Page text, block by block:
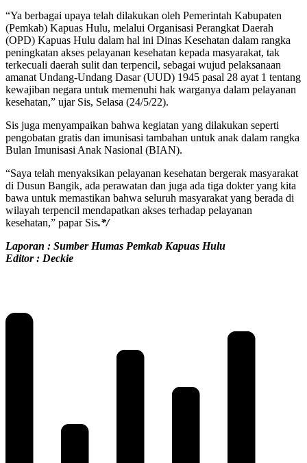
“Ya berbagai upaya telah dilakukan oleh Pemerintah Kabupaten
(Pemkab) Kapuas Hulu, melalui Organisasi Perangkat Daerah
(OPD) Kapuas Hulu dalam hal ini Dinas Kesehatan dalam rangka
peningkatan akses pelayanan kesehatan kepada masyarakat, tak
terkecuali daerah sulit dan terpencil, sebagai wujud pelaksanaan
amanat Undang-Undang Dasar (UUD) 1945 pasal 28 ayat 1 tentang
kewajiban negara untuk memenuhi hak warganya dalam pelayanan
kesehatan,” ujar Sis, Selasa (24/5/22).
Sis juga menyampaikan bahwa kegiatan yang dilakukan seperti
pengobatan gratis dan imunisasi tambahan untuk anak dalam rangka
Bulan Imunisasi Anak Nasional (BIAN).
“Saya telah menyaksikan pelayanan kesehatan bergerak masyarakat
di Dusun Bangik, ada perawatan dan juga ada tiga dokter yang kita
bawa untuk memastikan bahwa seluruh masyarakat yang berada di
wilayah terpencil mendapatkan akses terhadap pelayanan
kesehatan,” papar Sis.*/
Laporan : Sumber Humas Pemkab Kapuas Hulu
Editor : Deckie